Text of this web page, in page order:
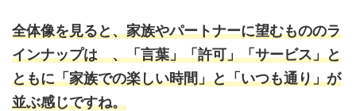
全体像を見ると、家族やパートナーに望むもののラ
インナップは 、「言葉」「許可」「サービス」と
ともに「家族での楽しい時間」と「いつも通り」が
並ぶ感じですね。